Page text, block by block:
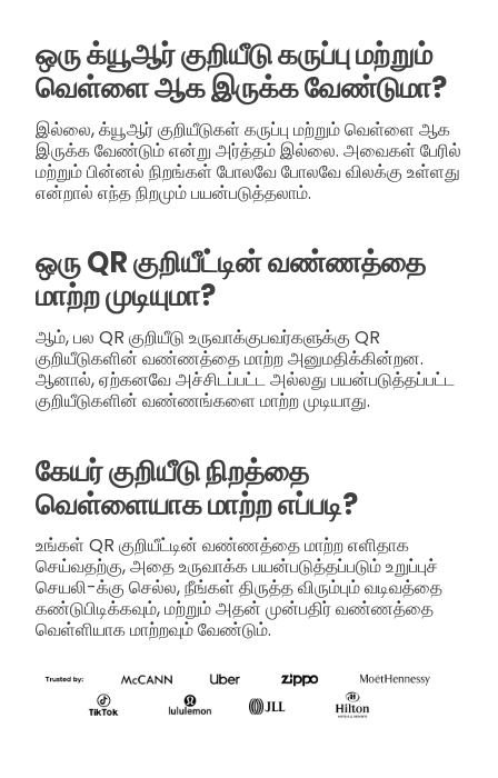
ஒரு க்யூஆர் குறியீடு கருப்பு மற்றும்
வெள்ளை ஆக இருக்க வேண்டுமா?
இல்லை, க்யூஆர் குறியீடுகள் கருப்பு மற்றும் வெள்ளை ஆக
இருக்க வேண்டும் என்று அர்த்தம் இல்லை. அவைகள் பேரில்
மற்றும் பின்னல் நிறங்கள் போலவே போலவே விலக்கு உள்ளது
என்றால் எந்த நிறமும் பயன்படுத்தலாம்.
ஒரு QR குறியீட்டின் வண்ணத்தை
மாற்ற முடியுமா?
ஆம், பல QR குறியீடு உருவாக்குபவர்களுக்கு QR
குறியீடுகளின் வண்ணத்தை மாற்ற அனுமதிக்கின்றன.
ஆனால், ஏற்கனவே அச்சிடப்பட்ட அல்லது பயன்படுத்தப்பட்ட
குறியீடுகளின் வண்ணங்களை மாற்ற முடியாது.
கேயர் குறியீடு நிறத்தை
வெள்ளையாக மாற்ற எப்படி?
உங்கள் QR குறியீட்டின் வண்ணத்தை மாற்ற எளிதாக
செய்வதற்கு, அதை உருவாக்க பயன்படுத்தப்படும் உறுப்புச்
செயலி-க்கு செல்ல, நீங்கள் திருத்த விரும்பும் வடிவத்தை
கண்டுபிடிக்கவும், மற்றும் அதன் முன்பதிர் வண்ணத்தை
வெள்ளியாக மாற்றவும் வேண்டும்.